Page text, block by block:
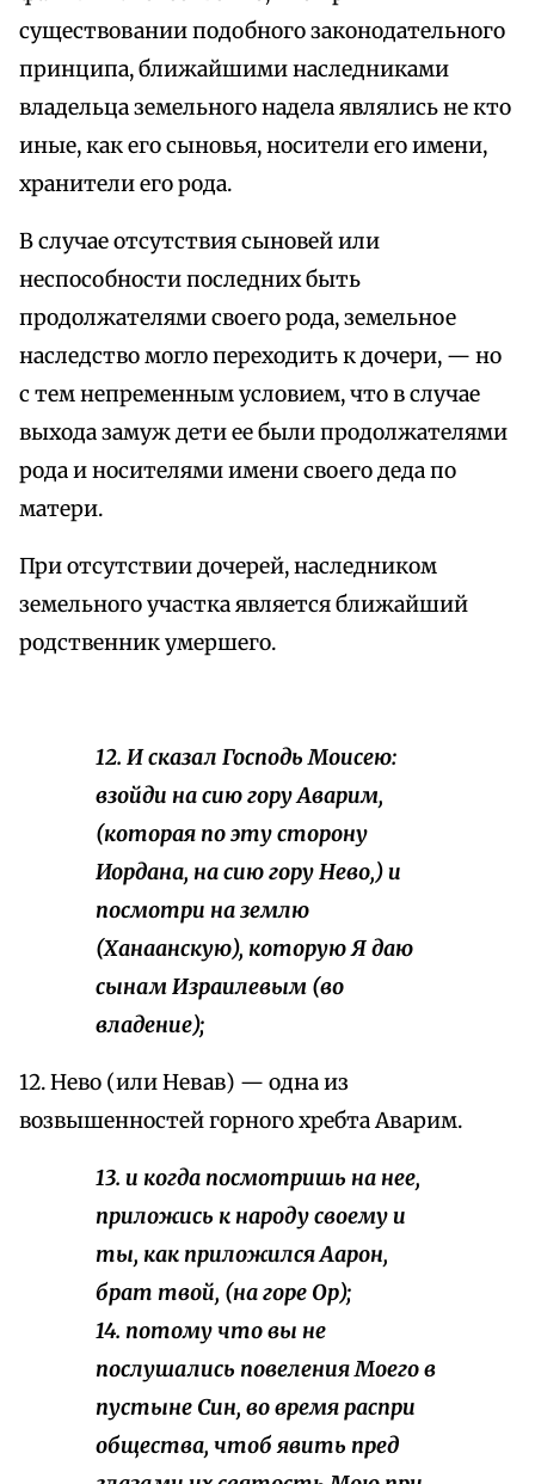
существовании подобного законодательного
принципа, ближайшими наследниками
владельца земельного надела являлись не кто
иные, как его сыновья, носители его имени,
хранители его рода.
В случае отсутствия сыновей или
неспособности последних быть
продолжателями своего рода, земельное
наследство могло переходить к дочери, — но
с тем непременным условием, что в случае
выхода замуж дети ее были продолжателями
рода и носителями имени своего деда по
матери.
При отсутствии дочерей, наследником
земельного участка является ближайший
родственник умершего.
12. И сказал Господь Моисею:
взойди на сию гору Аварим,
(которая по эту сторону
Иордана, на сию гору Нево,) и
посмотри на землю
(Ханаанскую), которую Я даю
сынам Израилевым (во
владение);
12. Нево (или Невав) — одна из
возвышенностей горного хребта Аварим.
13. и когда посмотришь на нее,
приложись к народу своему и
ты, как приложился Аарон,
брат твой, (на горе Ор);
14. потому что вы не
послушались повеления Моего в
пустыне Син, во время распри
общества, чтоб явить пред